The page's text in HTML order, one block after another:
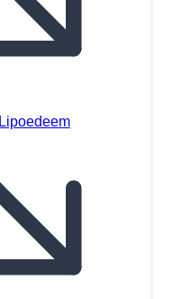
Lipoedeem